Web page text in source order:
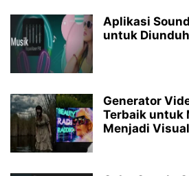
Aplikasi
untuk
Generator
Terbaik untuk
Menjadi